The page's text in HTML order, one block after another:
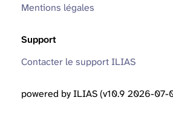
Mentions légales
Support
Contacter le support ILIAS
powered by ILIAS (v10.9 2026-07-